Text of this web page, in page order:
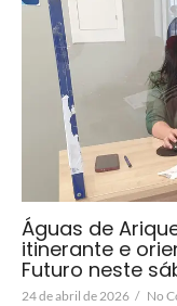
Águas de
itinerante e
Futuro neste
24 de abril de 2026 / No